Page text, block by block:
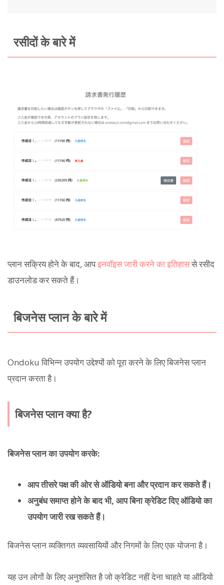
रसीदों के बारे में
प्लान सक्रिय होने के बाद, आपइनवॉइस जारी करने का इतिहाससे रसीद
डाउनलोड कर सकते हैं।
बिजनेस प्लान के बारे में
Ondoku विभिन्न उपयोग उद्देश्यों को पूरा करने के लिए बिजनेस प्लान
प्रदान करता है।
बिजनेस प्लान क्या है?
बिजनेस प्लान का उपयोग करके:
आप तीसरे पक्ष की ओर से ऑडियो बना और प्रदान कर सकते हैं।
अनुबंध समाप्त होने के बाद भी, आप बिना क्रेडिट दिए ऑडियो का
उपयोग जारी रख सकते हैं।
बिजनेस प्लान व्यक्तिगत व्यवसायियों और निगमों के लिए एक योजना है।
यह उन लोगों के लिए अनुशंसित है जो क्रेडिट नहीं देना चाहते या ऑडियो